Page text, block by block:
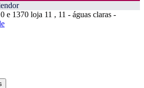
e 1370 loja 11 , 11 - águas claras -